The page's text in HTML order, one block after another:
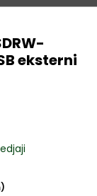
eksterni